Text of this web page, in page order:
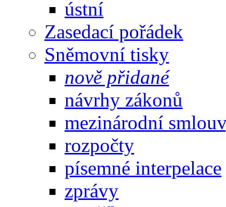
ústní
Zasedací pořádek
Sněmovní tisky
nově přidané
návrhy zákonů
mezinárodní
rozpočty
písemné interpelace
zprávy